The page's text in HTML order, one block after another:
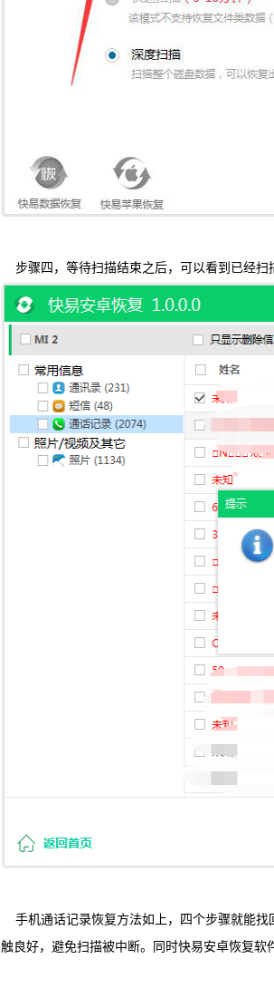
步骤四，等待扫描结束之后，可以看到已经扫
手机通话记录恢复方法如上，四个步骤就能找
触良好，避免扫描被中断。同时快易安卓恢复软